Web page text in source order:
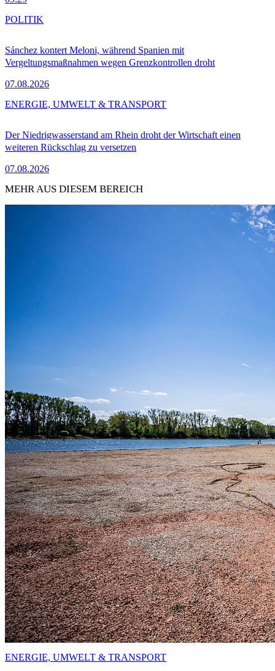
Sánchez kontert Meloni, während Spanien mit
Vergeltungsmaßnahmen wegen Grenzkontrollen droht
07.08.2026
POLITIK
Der Niedrigwasserstand am Rhein droht der Wirtschaft einen
weiteren Rückschlag zu versetzen
07.08.2026
ENERGIE, UMWELT & TRANSPORT
MEHR AUS DIESEM BEREICH
ENERGIE, UMWELT & TRANSPORT